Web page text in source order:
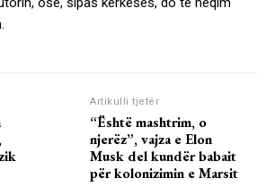
Artikulli tjetër
“Është mashtrim, o
njerëz”, vajza e Elon
Musk del kundër babait
për kolonizimin e Marsit